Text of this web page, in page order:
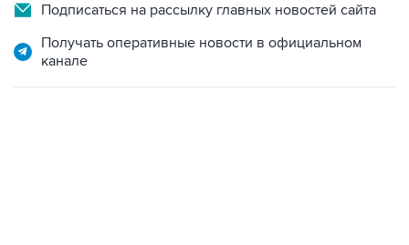
Подписаться на рассылку главных новостей сайта
Получать оперативные новости в официальном
канале